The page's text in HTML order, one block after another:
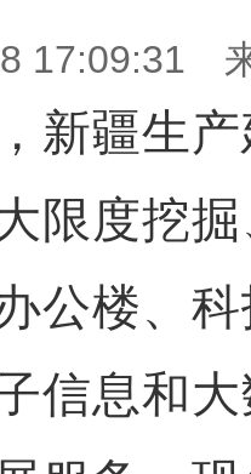
17:09:31
疆生产
限度挖
公楼、
信息和